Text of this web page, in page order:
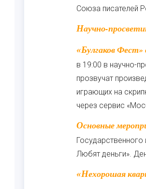
Союза писателей
Научно-
«Булгаков Фест» откроется 14 мая накануне дня рождения писателя. В этот день
в 19:00 в научно-
прозвучат
играющих на
через сервис
Основные мероприятия пройдут с 15 по 16 мая. Завершатся они 17 мая на площадке
Любят деньги».
«Нехорошая